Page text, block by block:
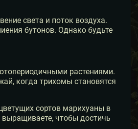
света и поток воздуха.
бутонов. Однако будьте
растениями.
когда трихомы становятся
сортов марихуаны в
выращиваете, чтобы достичь